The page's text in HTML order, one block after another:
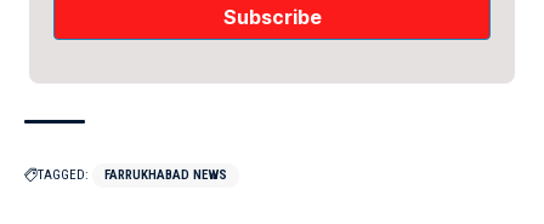
TAGGED: FARRUKHABAD NEWS